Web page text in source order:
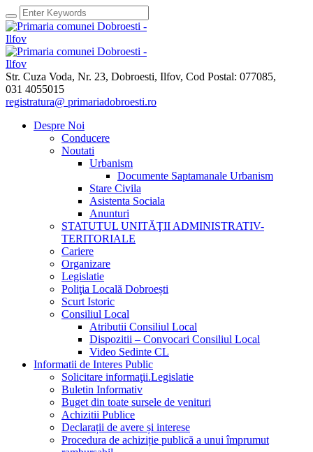
Str. Cuza Voda, Nr. 23, Dobroesti, Ilfov, Cod Postal: 077085,
031 4055015
registratura@ primariadobroesti.ro
Despre Noi
Conducere
Noutati
Urbanism
Documente Saptamanale Urbanism
Stare Civila
Asistenta Sociala
Anunturi
STATUTUL UNITĂŢII ADMINISTRATIV-
TERITORIALE
Cariere
Organizare
Legislatie
Poliţia Locală Dobroești
Scurt Istoric
Consiliul Local
Atributii Consiliul Local
Dispozitii – Convocari Consiliul Local
Video Sedinte CL
Informatii de Interes Public
Solicitare informaţii.Legislatie
Buletin Informativ
Buget din toate sursele de venituri
Achizitii Publice
Declarații de avere și interese
Procedura de achiziție publică a unui împrumut